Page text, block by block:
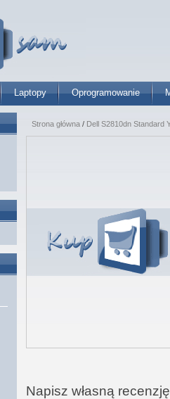
Laptopy Oprogramowanie
Strona główna / Dell S2810dn Standard
Napisz własną recenzję